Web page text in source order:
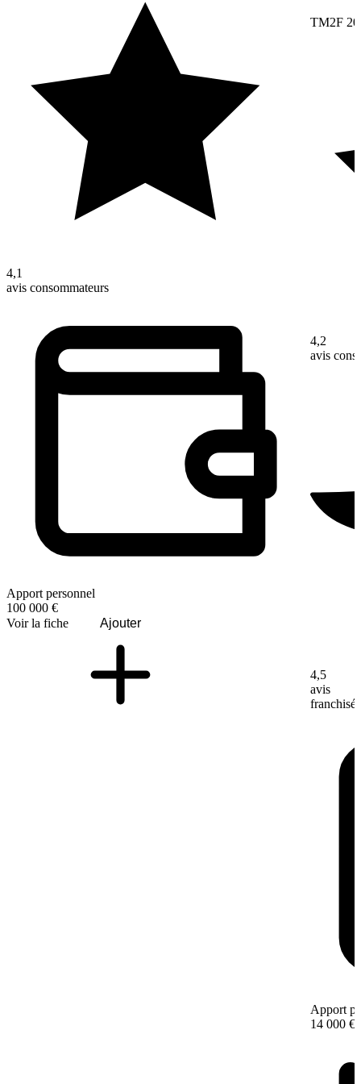
4,1
avis consommateurs
Apport personnel
100 000 €
Voir la fiche
Ajouter
TM2F
4,2
avis
4,5
avis
franchisé
Apport
14 000 €